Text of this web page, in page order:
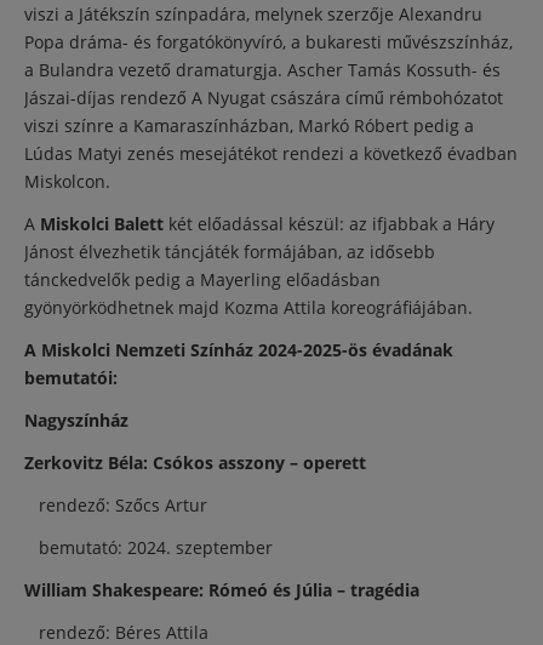
viszi a Játékszín színpadára, melynek szerzője Alexandru
Popa dráma- és forgatókönyvíró, a bukaresti művészszínház,
a Bulandra vezető dramaturgja. Ascher Tamás Kossuth- és
Jászai-díjas rendező A Nyugat császára című rémbohózatot
viszi színre a Kamaraszínházban, Markó Róbert pedig a
Lúdas Matyi zenés mesejátékot rendezi a következő évadban
Miskolcon.
A Miskolci Balett két előadással készül: az ifjabbak a Háry
Jánost élvezhetik táncjáték formájában, az idősebb
tánckedvelők pedig a Mayerling előadásban
gyönyörködhetnek majd Kozma Attila koreográfiájában.
A Miskolci Nemzeti Színház 2024-2025-ös évadának
bemutatói:
Nagyszínház
Zerkovitz Béla: Csókos asszony – operett
rendező: Szőcs Artur
bemutató: 2024. szeptember
William Shakespeare: Rómeó és Júlia – tragédia
rendező: Béres Attila